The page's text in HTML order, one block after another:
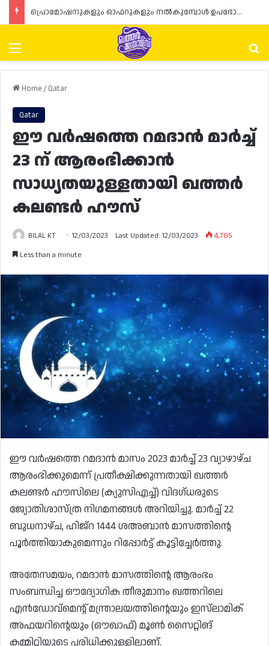
പ്രൊമോഷനുകളും ഓഫറുകളും നൽകുമ്പോൾ ഉപഭോക്താക്കളുടെ അവകാശങ്ങൾ ഉറപ്പാക്കണമെന്ന് ഖത്തർ വാണിജ്യ വ്യവസായ മന്ത്രാലയത്തിന്റെ (MoCI) നിർദ്ദേശം
Menu
Home/ Qatar
Qatar
ഈ വർഷത്തെ റമദാൻ മാർച്ച്
23 ന് ആരംഭിക്കാൻ
സാധ്യതയുള്ളതായി ഖത്തർ
കലണ്ടർ ഹൗസ്
BILAL KT 12/03/2023 Last Updated: 12/03/2023
4,705
Less than a minute
ഈ വർഷത്തെ റമദാൻ മാസം 2023 മാർച്ച് 23 വ്യാഴാഴ്ച
ആരംഭിക്കുമെന്ന് പ്രതീക്ഷിക്കുന്നതായി ഖത്തർ
കലണ്ടർ ഹൗസിലെ (ക്യുസിഎച്ച്) വിദഗ്ധരുടെ
ജ്യോതിശാസ്ത്ര നിഗമനങ്ങൾ അറിയിച്ചു. മാർച്ച് 22
ബുധനാഴ്ച, ഹിജ്റ 1444 ശഅബാൻ മാസത്തിന്റെ
പൂർത്തിയാകുമെന്നും റിപ്പോർട്ട് കൂട്ടിച്ചേർത്തു.
അതേസമയം, റമദാൻ മാസത്തിന്റെ ആരംഭം
സംബന്ധിച്ച ഔദ്യോഗിക തീരുമാനം ഖത്തറിലെ
എൻഡോവ്‌മെന്റ് മന്ത്രാലയത്തിന്റെയും ഇസ്‌ലാമിക്
അഫയറിന്റെയും (ഔഖാഫ്) മൂൺ സൈറ്റിങ്
കമ്മിറ്റിയുടെ പരിധിക്കുള്ളിലാണ്.